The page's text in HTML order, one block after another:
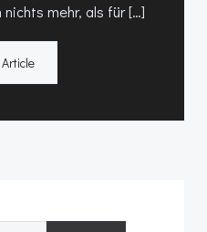
mehr, als für […]